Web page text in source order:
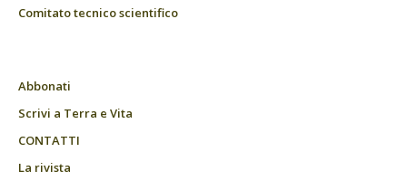
Comitato tecnico scientifico
Abbonati
Scrivi a Terra e Vita
CONTATTI
La rivista